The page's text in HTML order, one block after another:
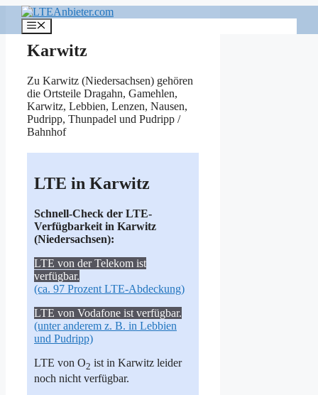
Inhalt
springen
Menü
Karwitz
Zu Karwitz (Niedersachsen) gehören
die Ortsteile Dragahn, Gamehlen,
Karwitz, Lebbien, Lenzen, Nausen,
Pudripp, Thunpadel und Pudripp /
Bahnhof
LTE in Karwitz
Schnell-Check der LTE-
Verfügbarkeit in Karwitz
(Niedersachsen):
LTE von der Telekom ist
verfügbar.
(ca. 97 Prozent LTE-Abdeckung)
LTE von Vodafone ist verfügbar.
(unter anderem z. B. in Lebbien
und Pudripp)
LTE von O2 ist in Karwitz leider
noch nicht verfügbar.